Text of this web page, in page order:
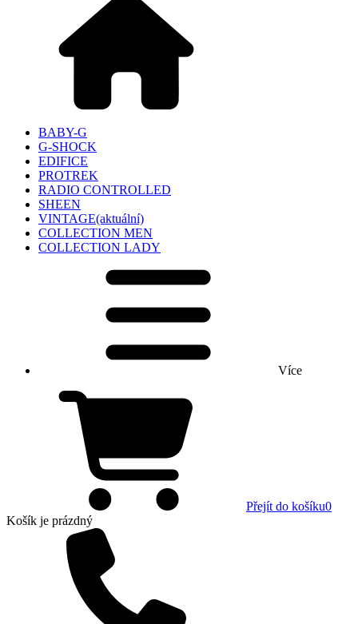
BABY-G
G-SHOCK
EDIFICE
PROTREK
RADIO CONTROLLED
SHEEN
VINTAGE(aktuální)
COLLECTION MEN
COLLECTION LADY
Více
Přejít do košíku0
Košík je prázdný